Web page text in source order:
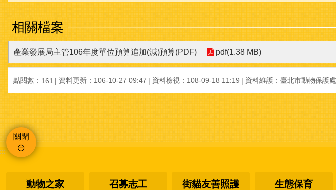
相關檔案
產業發展局主管106年度單位預算追加(減)預算(PDF) pdf(1.38 MB)
點閱數： 161 資料更新：106-10-27 09:47 資料檢視：108-09-18 11:19 資料維護：臺北市動物保護處
關閉
:::
動物之家 召募志工 街貓友善照護 生態保育